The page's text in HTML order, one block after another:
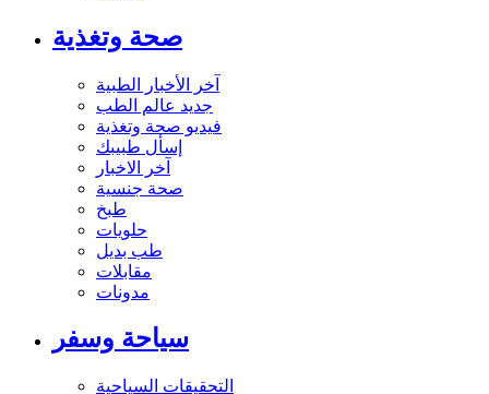
صحة وتغذية
آخر الأخبار الطبية
جديد عالم الطب
فيديو صحة وتغذية
إسأل طبيبك
آخر الاخبار
صحة جنسية
طبخ
حلويات
طب بديل
مقابلات
مدونات
سياحة وسفر
التحقيقات السياحية